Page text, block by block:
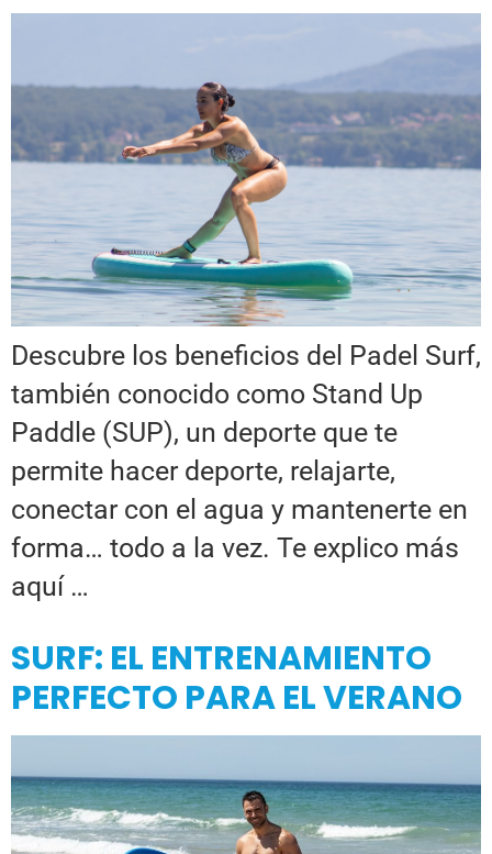
Descubre los beneficios del Padel Surf,
también conocido como Stand Up
Paddle (SUP), un deporte que te
permite hacer deporte, relajarte,
conectar con el agua y mantenerte en
forma… todo a la vez. Te explico más
aquí …
SURF: EL ENTRENAMIENTO
PERFECTO PARA EL VERANO